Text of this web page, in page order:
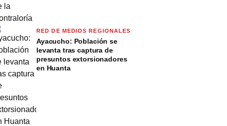
RED DE MEDIOS REGIONALES
Ayacucho: Población se
levanta tras captura de
presuntos extorsionadores
en Huanta